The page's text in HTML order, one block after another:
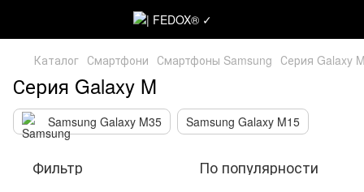
Каталог Смартфони Смартфоны Samsung Серия Galaxy
Серия Galaxy M
Samsung Galaxy M35 Samsung Galaxy M15
Фильтр По популярности